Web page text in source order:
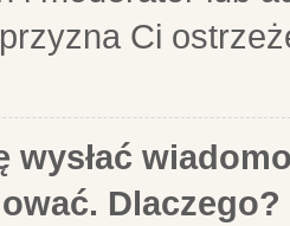
Ci
wysłać
Dlaczego?